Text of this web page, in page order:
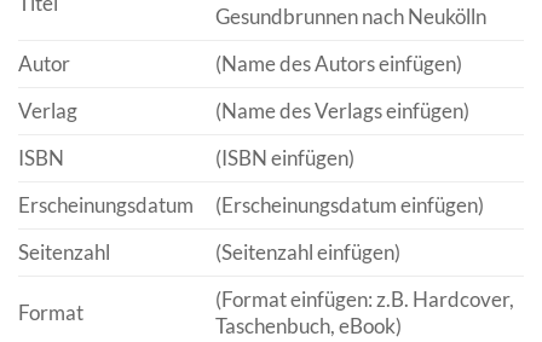
Gesundbrunnen nach Neukölln
Autor
(Name des Autors einfügen)
Verlag
(Name des Verlags einfügen)
ISBN
(ISBN einfügen)
Erscheinungsdatum
(Erscheinungsdatum einfügen)
Seitenzahl
(Seitenzahl einfügen)
Format
(Format einfügen: z.B. Hardcover,
Taschenbuch, eBook)